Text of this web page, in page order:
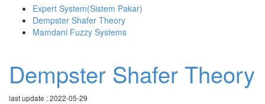
Expert System(Sistem Pakar)
Dempster Shafer Theory
Mamdani Fuzzy Systems
Dempster Shafer Theory
last update : 2022-05-29